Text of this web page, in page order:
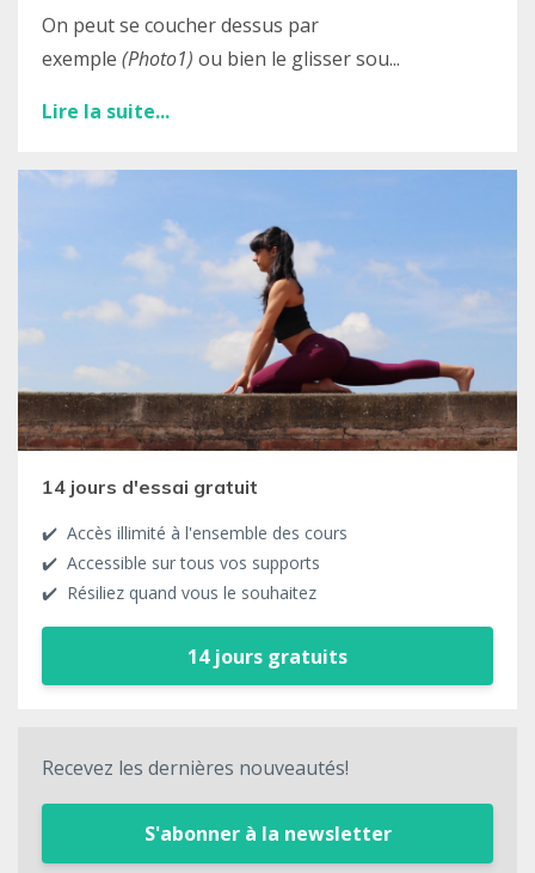
On peut se coucher dessus par
exemple (Photo1) ou bien le glisser sou...
Lire la suite...
14 jours d'essai gratuit
✔️ Accès illimité à l'ensemble des cours
✔️ Accessible sur tous vos supports
✔️ Résiliez quand vous le souhaitez
14 jours gratuits
Recevez les dernières nouveautés!
S'abonner à la newsletter